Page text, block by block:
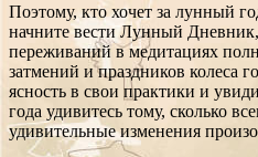
Поэтому, кто хочет за лунный
начните вести Лунный
переживаний в медитациях
затмений и праздников колеса
ясность в свои практики и
года удивитесь тому, сколько
удивительные изменения